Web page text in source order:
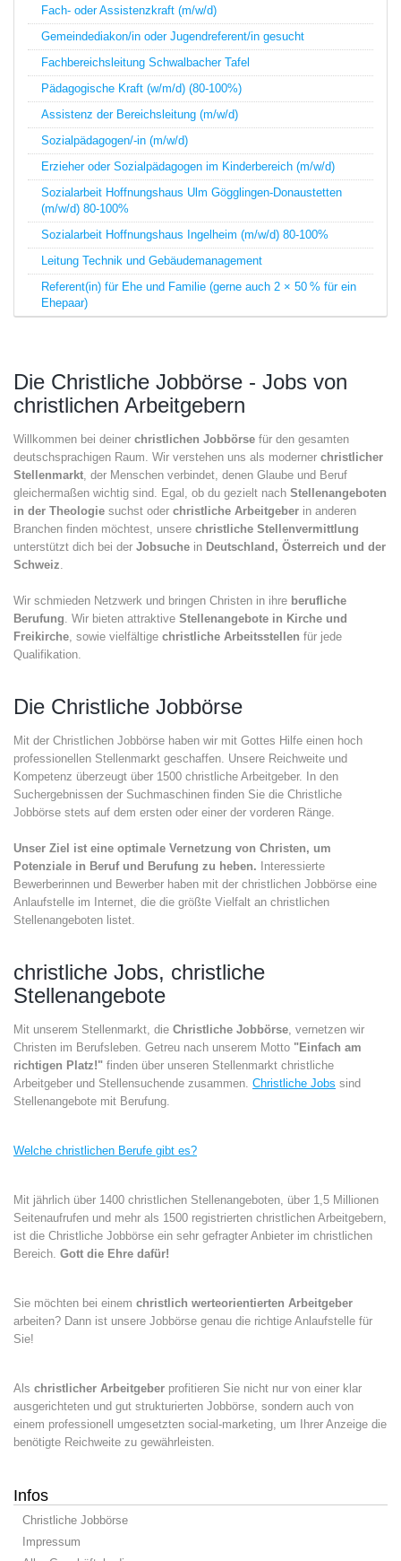
Fach- oder Assistenzkraft (m/w/d)
Gemeindediakon/in oder Jugendreferent/in gesucht
Fachbereichsleitung Schwalbacher Tafel
Pädagogische Kraft (w/m/d) (80-100%)
Assistenz der Bereichsleitung (m/w/d)
Sozialpädagogen/-in (m/w/d)
Erzieher oder Sozialpädagogen im Kinderbereich (m/w/d)
Sozialarbeit Hoffnungshaus Ulm Gögglingen-Donaustetten
(m/w/d) 80-100%
Sozialarbeit Hoffnungshaus Ingelheim (m/w/d) 80-100%
Leitung Technik und Gebäudemanagement
Referent(in) für Ehe und Familie (gerne auch 2 × 50 % für ein
Ehepaar)
Die Christliche Jobbörse - Jobs von
christlichen Arbeitgebern
Willkommen bei deiner christlichen Jobbörse für den gesamten
deutschsprachigen Raum. Wir verstehen uns als moderner christlicher
Stellenmarkt , der Menschen verbindet, denen Glaube und Beruf
gleichermaßen wichtig sind. Egal, ob du gezielt nach Stellenangeboten
in der Theologie suchst oder christliche Arbeitgeber in anderen
Branchen finden möchtest, unsere christliche Stellenvermittlung
unterstützt dich bei der Jobsuche in Deutschland, Österreich und der
Schweiz
Wir schmieden Netzwerk und bringen Christen in ihre berufliche
Berufung . Wir bieten attraktive Stellenangebote in Kirche und
Freikirche , sowie vielfältige christliche Arbeitsstellen für jede
Qualifikation.
Die Christliche Jobbörse
Mit der Christlichen Jobbörse haben wir mit Gottes Hilfe einen hoch
professionellen Stellenmarkt geschaffen. Unsere Reichweite und
Kompetenz überzeugt über 1500 christliche Arbeitgeber. In den
Suchergebnissen der Suchmaschinen finden Sie die Christliche
Jobbörse stets auf dem ersten oder einer der vorderen Ränge.
Unser Ziel ist eine optimale Vernetzung von Christen, um
Potenziale in Beruf und Berufung zu heben. Interessierte
Bewerberinnen und Bewerber haben mit der christlichen Jobbörse eine
Anlaufstelle im Internet, die die größte Vielfalt an christlichen
Stellenangeboten listet.
christliche Jobs, christliche
Stellenangebote
Mit unserem Stellenmarkt, die Christliche Jobbörse , vernetzen wir
Christen im Berufsleben. Getreu nach unserem Motto "Einfach am
richtigen Platz!" finden über unseren Stellenmarkt christliche
Arbeitgeber und Stellensuchende zusammen. Christliche Jobs sind
Stellenangebote mit Berufung.
Welche christlichen Berufe gibt es?
Mit jährlich über 1400 christlichen Stellenangeboten, über 1,5 Millionen
Seitenaufrufen und mehr als 1500 registrierten christlichen Arbeitgebern,
ist die Christliche Jobbörse ein sehr gefragter Anbieter im christlichen
Bereich. Gott die Ehre dafür!
Sie möchten bei einem christlich werteorientierten Arbeitgeber
arbeiten? Dann ist unsere Jobbörse genau die richtige Anlaufstelle für
Sie!
Als christlicher Arbeitgeber profitieren Sie nicht nur von einer klar
ausgerichteten und gut strukturierten Jobbörse, sondern auch von
einem professionell umgesetzten social-marketing, um Ihrer Anzeige die
benötigte Reichweite zu gewährleisten.
Infos
Christliche Jobbörse
Impressum